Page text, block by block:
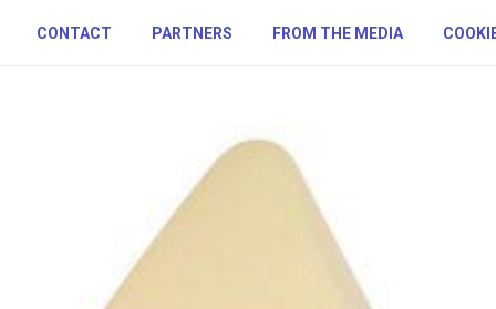
CONTACT PARTNERS FROM THE MEDIA